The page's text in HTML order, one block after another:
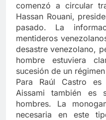
comenzó a circular
Hassan Rouani,
pasado. La
mentideros
desastre venezolano,
hombre estuviera
sucesión de un
Para Raúl Castro
Aissami también es
hombres. La
necesaria en este